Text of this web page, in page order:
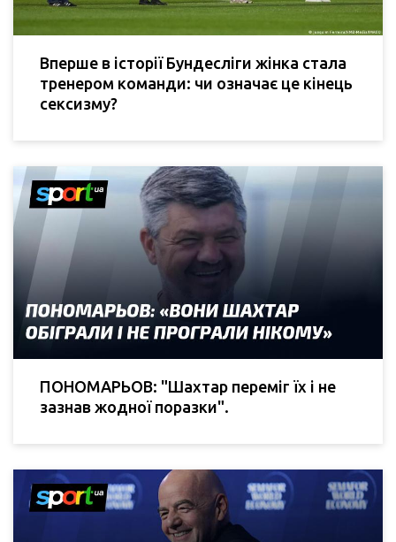
Вперше в історії Бундесліги жінка стала
тренером команди: чи означає це кінець
сексизму?
ПОНОМАРЬОВ: "Шахтар переміг їх і не
зазнав жодної поразки".